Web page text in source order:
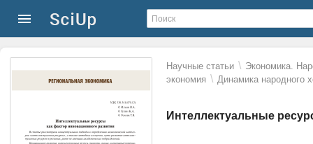
Научные статьи \ Экономика.
экономия \ Динамика народного
Интеллектуальные